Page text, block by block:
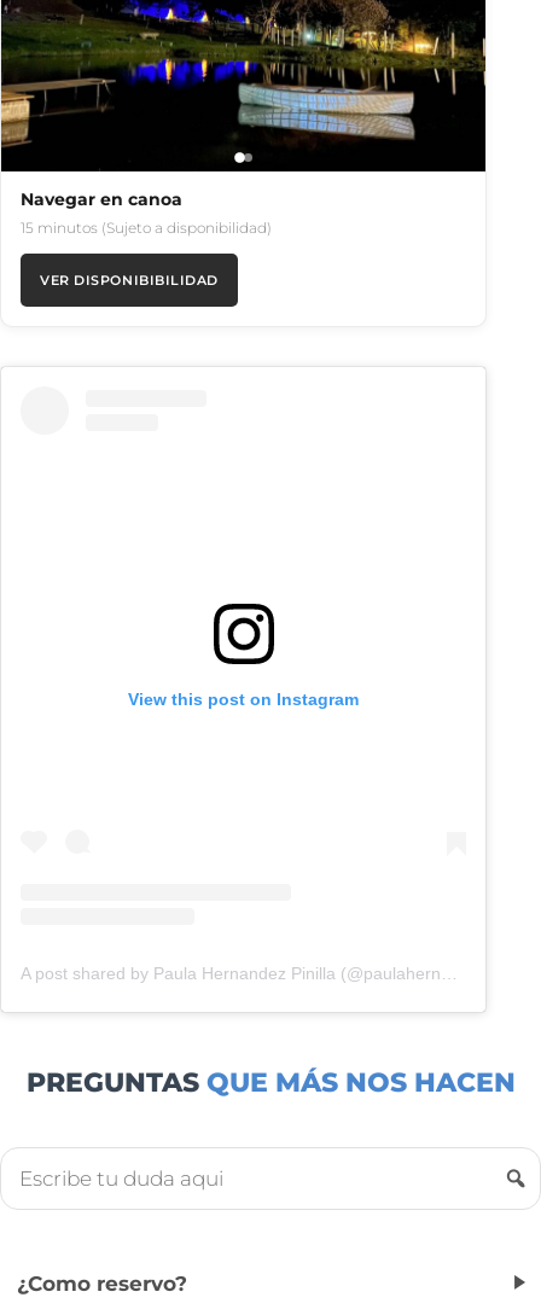
Navegar en canoa
15 minutos (Sujeto a disponibilidad)
VER DISPONIBIBILIDAD
View this post on Instagram
PREGUNTAS QUE MÁS NOS HACEN
¿Como reservo?